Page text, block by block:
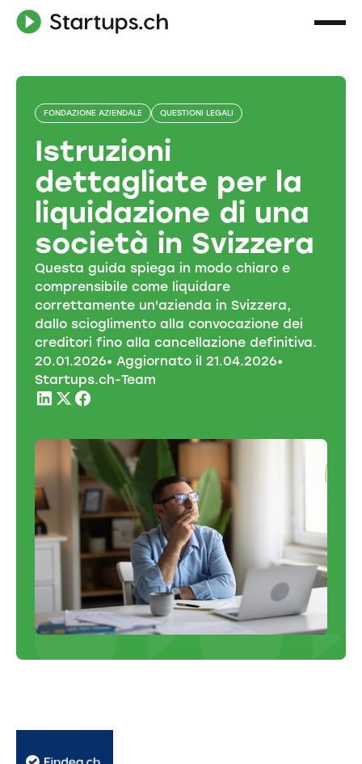
FONDAZIONE AZIENDALE QUESTIONI LEGALI
Istruzioni
dettagliate per la
liquidazione di una
società in Svizzera
Questa guida spiega in modo chiaro e
comprensibile come liquidare
correttamente un'azienda in Svizzera,
dallo scioglimento alla convocazione dei
creditori fino alla cancellazione definitiva.
20.01.2026• Aggiornato il 21.04.2026•
Startups.ch-Team